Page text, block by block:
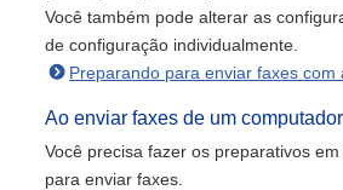
Você também pode alterar as
de configuração individualmente.
Preparando para enviar faxes com
Ao enviar faxes de um computador
Você precisa fazer os preparativos
para enviar faxes.